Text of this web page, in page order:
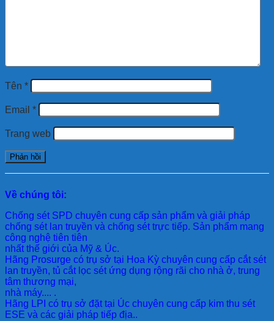
Tên *
Email *
Trang web
Về chúng tôi:
Chống sét SPD chuyên cung cấp sản phẩm và giải pháp
chống sét lan truyền và chống sét trực tiếp. Sản phẩm mang
công nghệ tiên tiên
nhất thế giới của Mỹ & Úc.
Hãng Prosurge có trụ sở tại Hoa Kỳ chuyên cung cấp cắt sét
lan truyền, tủ cắt lọc sét ứng dụng rộng rãi cho nhà ở, trung
tâm thương mại,
nhà máy.... .
Hãng LPI có trụ sở đặt tại Úc chuyên cung cấp kim thu sét
ESE và các giải pháp tiếp địa..